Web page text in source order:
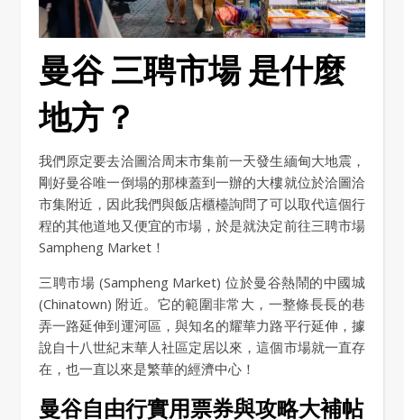
曼谷 三聘市場 是什麼
地方？
我們原定要去洽圖洽周末市集前一天發生緬甸大地震，
剛好曼谷唯一倒塌的那棟蓋到一辦的大樓就位於洽圖洽
市集附近，因此我們與飯店櫃檯詢問了可以取代這個行
程的其他道地又便宜的市場，於是就決定前往三聘市場
Sampheng Market！
三聘市場 (Sampheng Market) 位於曼谷熱鬧的中國城
(Chinatown) 附近。它的範圍非常大，一整條長長的巷
弄一路延伸到運河區，與知名的耀華力路平行延伸，據
說自十八世紀末華人社區定居以來，這個市場就一直存
在，也一直以來是繁華的經濟中心！
曼谷自由行實用票券與攻略大補帖